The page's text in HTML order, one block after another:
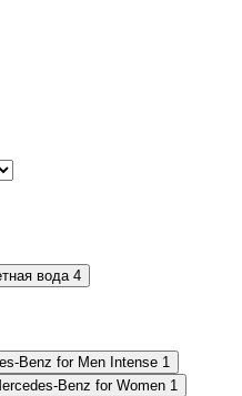
вода 4
Benz for Men Intense 1
Benz for Women 1